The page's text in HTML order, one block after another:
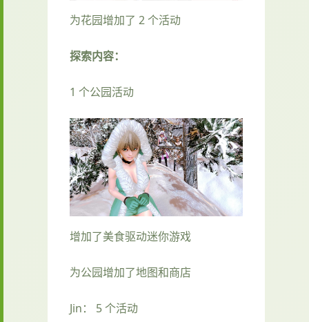
为花园增加了 2 个活动
探索内容：
1 个公园活动
增加了美食驱动迷你游戏
为公园增加了地图和商店
Jin： 5 个活动